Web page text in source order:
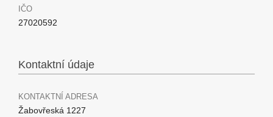
IČO
27020592
Kontaktní údaje
KONTAKTNÍ ADRESA
Žabovřeská 1227